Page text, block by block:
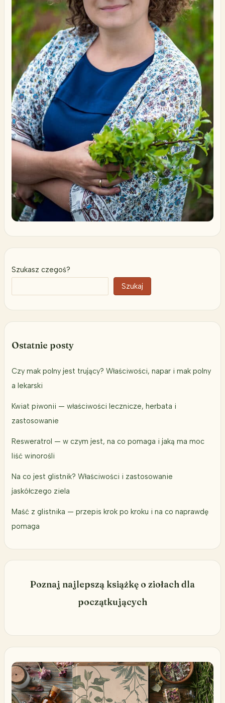
Szukasz czegoś?
Szukaj
Ostatnie posty
Czy mak polny jest trujący? Właściwości, napar i mak polny
a lekarski
Kwiat piwonii — właściwości lecznicze, herbata i
zastosowanie
Resweratrol — w czym jest, na co pomaga i jaką ma moc
liść winorośli
Na co jest glistnik? Właściwości i zastosowanie
jaskółczego ziela
Maść z glistnika — przepis krok po kroku i na co naprawdę
pomaga
Poznaj najlepszą książkę o ziołach dla
początkujących